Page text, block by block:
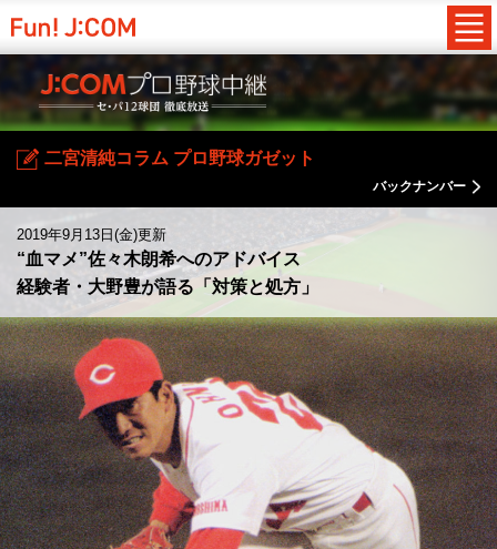
二宮清純コラム プロ野球ガゼット
バックナンバー
2019年9月13日(金)更新
“血マメ”佐々木朗希へのアドバイス
経験者・大野豊が語る「対策と処方」